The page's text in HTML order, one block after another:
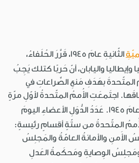
الثّانيةِ عامَ 1945، قَرَّرَ الحُلَفاءُ،
وإيطاليا واليابان، أنّ حَربًا كتلك يَجِبُ
المتّحدةَ بهَدَفِ مَنعِ الصِّراعاتِ في
اجتَمعَتِ الأُممُ المتّحدةُ لأوّلِ مرّةٍ
عامَ 1945. عَدَدُ الدُّوَلِ الأعضاءِ اليومَ
تَتكوَّنُ الأُممُ المتّحدةُ من ستّةٍ أقسامٍ رئيسةٍ:
الأَمنِ والأمانةُ العامّةُ والمَجلِسُ
ومَجلِسُ الوِصايةِ ومَحكَمةُ العَدلِ